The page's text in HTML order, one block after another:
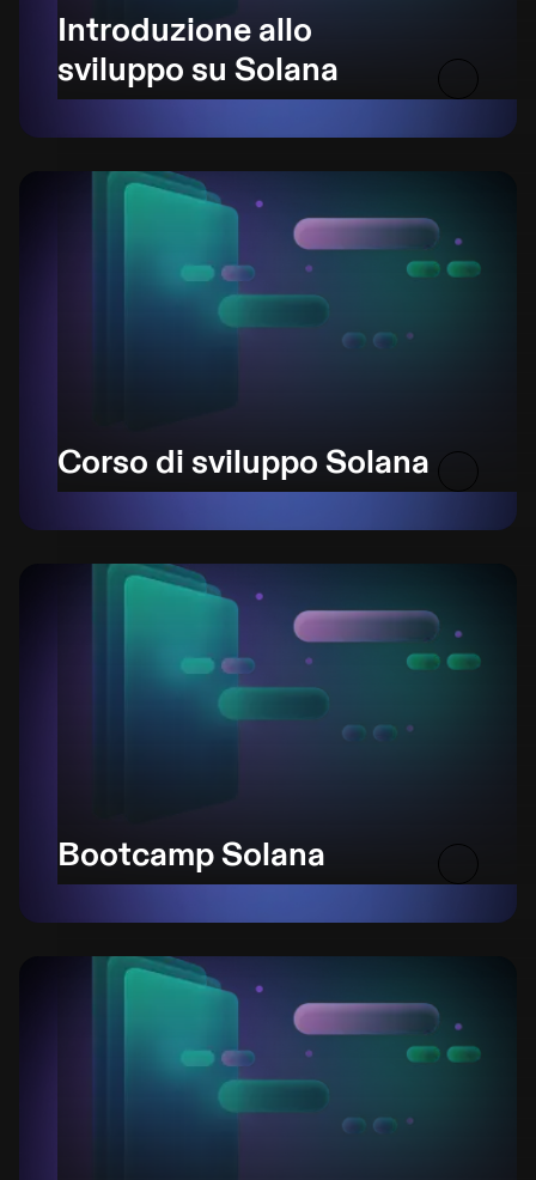
Introduzione allo
sviluppo su Solana
Corso di sviluppo Solana
Bootcamp Solana